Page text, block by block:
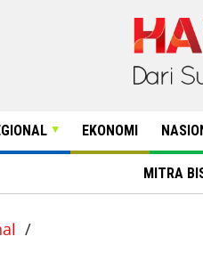
EKONOMI
MITRA